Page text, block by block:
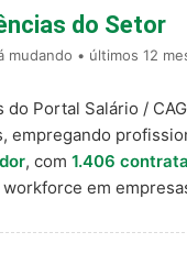
do Setor
mudando • últimos 12
do Portal Salário /
empregando
, com 1.406
em